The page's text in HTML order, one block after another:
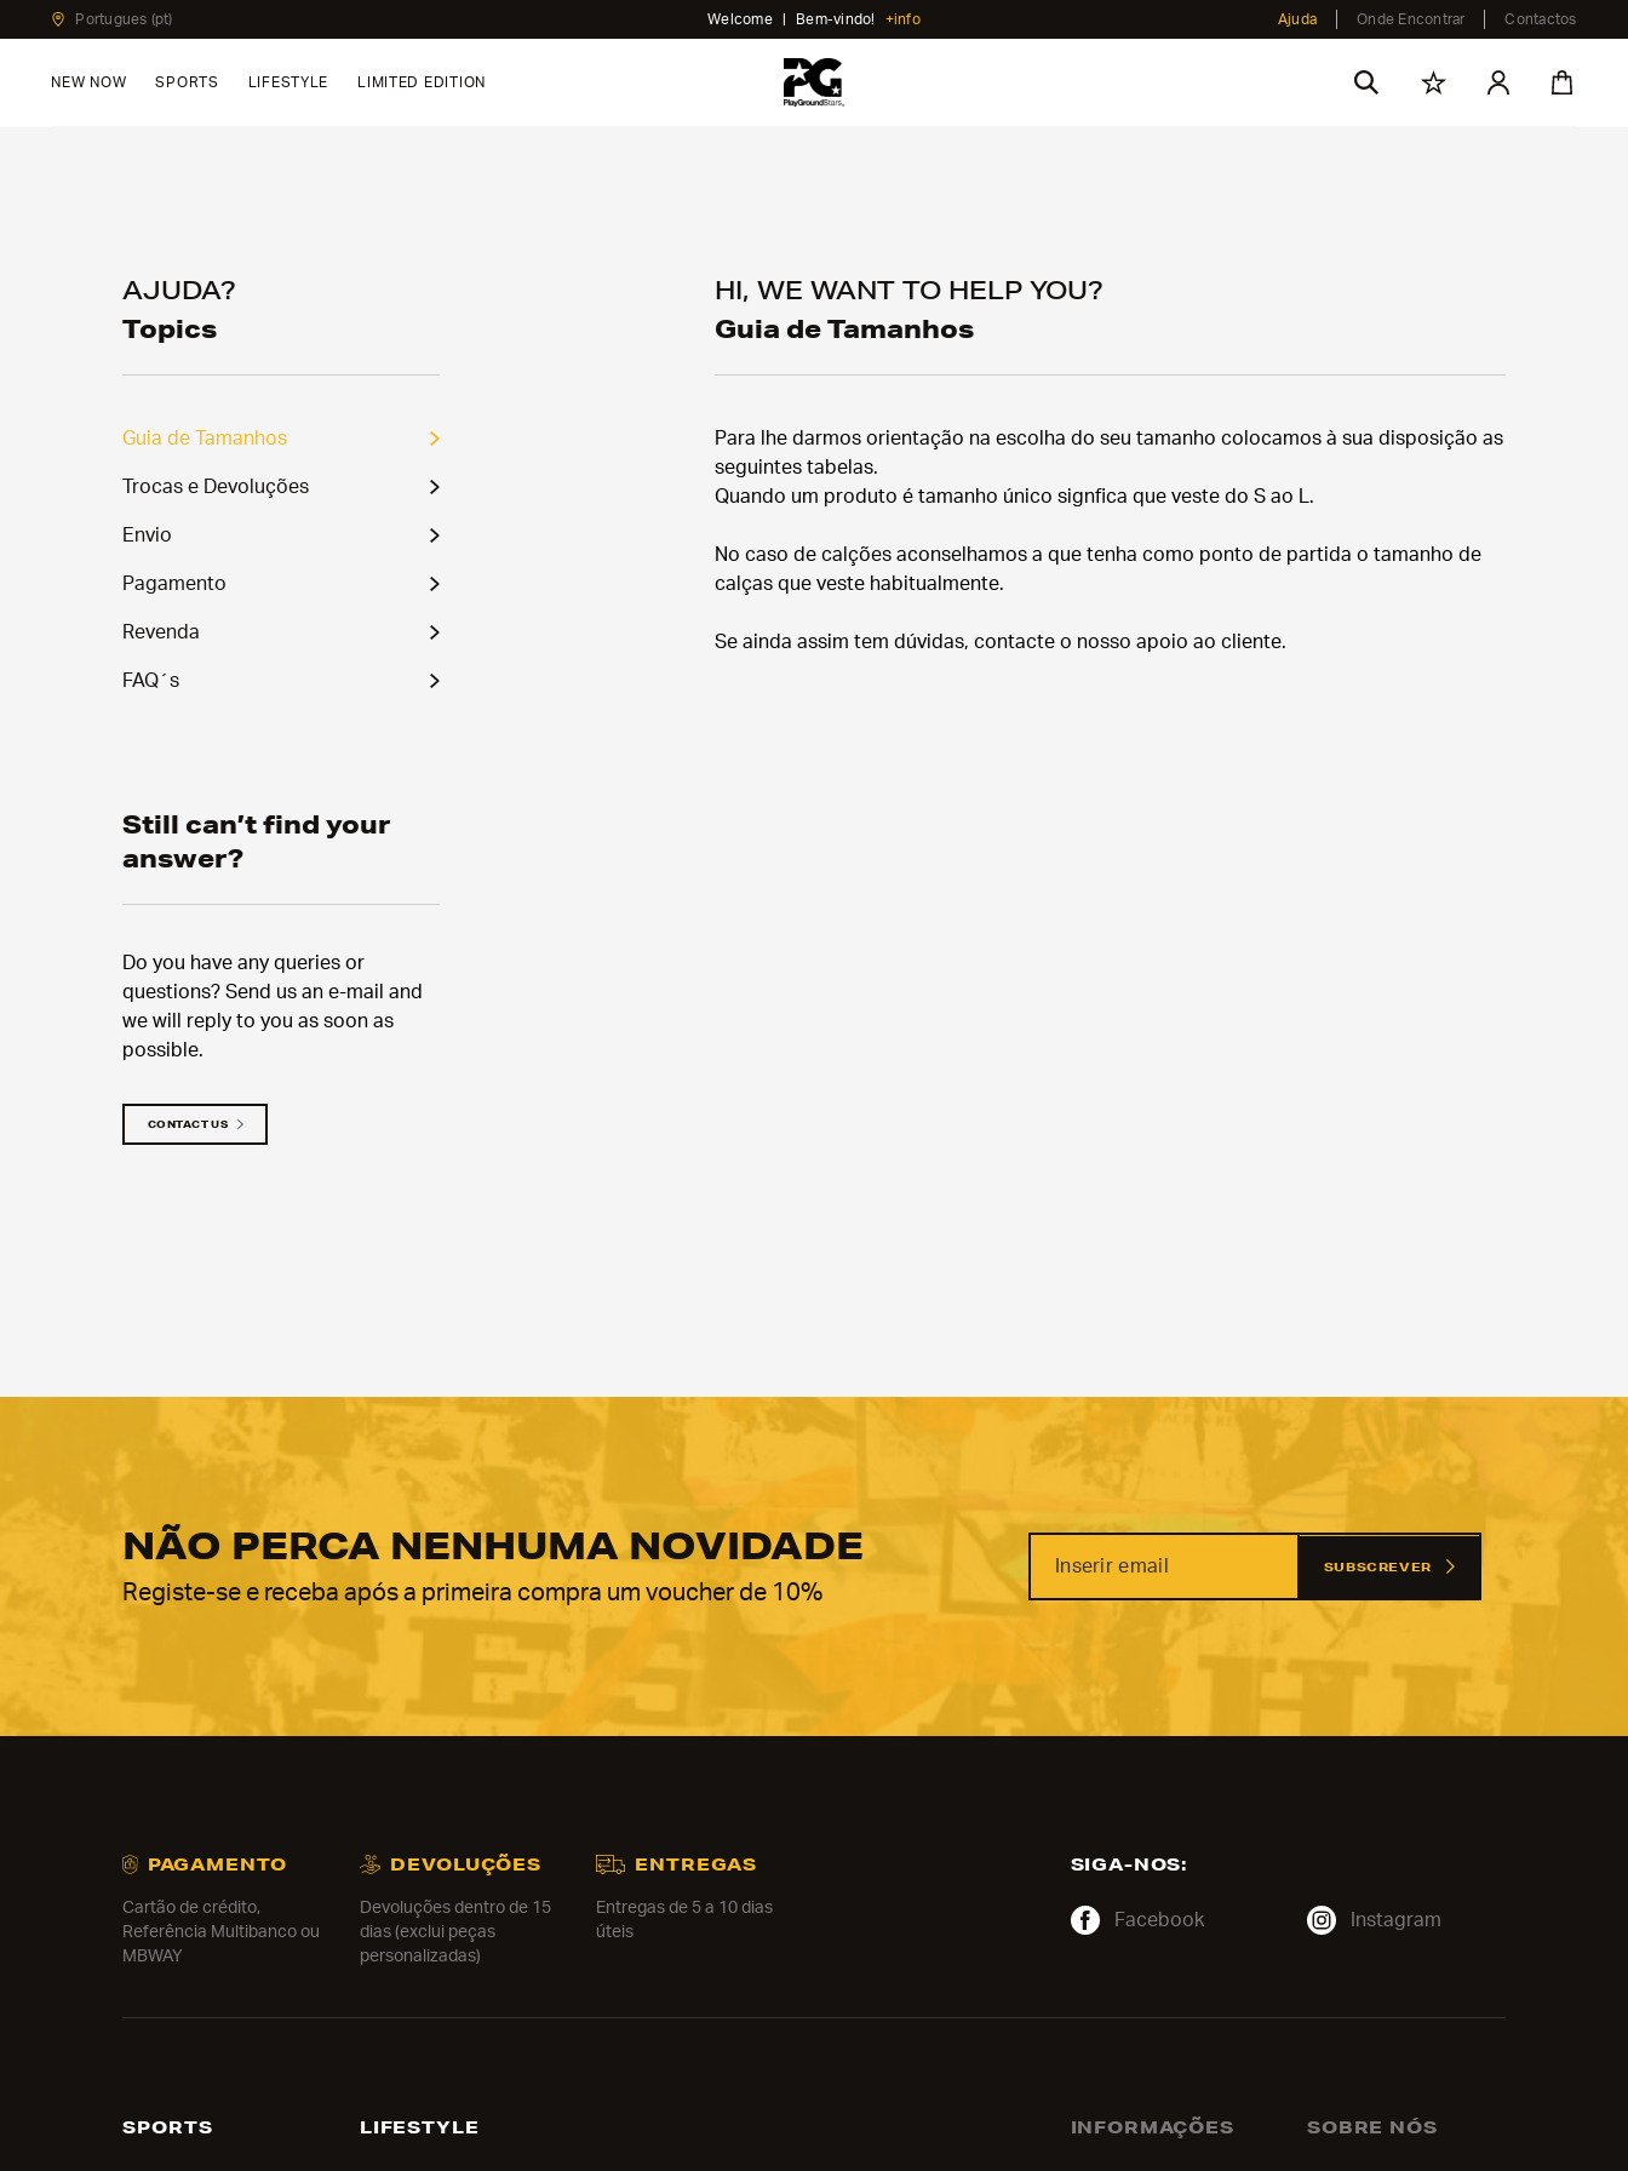
Portugues (pt) Welcome Bem-vindo! +info Ajuda Onde Encontrar Contactos
NEW NOW SPORTS LIFESTYLE LIMITED EDITION
AJUDA?
Topics
Guia de Tamanhos
Trocas e Devoluções
Envio
Pagamento
Revenda
FAQ´s
Still can’t find your
answer?
Do you have any queries or
questions? Send us an e-mail and
we will reply to you as soon as
possible.
CONTACT US
HI, WE WANT TO HELP YOU?
Guia de Tamanhos
Para lhe darmos orientação na escolha do seu tamanho colocamos à sua disposição as
seguintes tabelas.
Quando um produto é tamanho único signfica que veste do S ao L.
No caso de calções aconselhamos a que tenha como ponto de partida o tamanho de
calças que veste habitualmente.
Se ainda assim tem dúvidas, contacte o nosso apoio ao cliente.
NÃO PERCA NENHUMA NOVIDADE
Registe-se e receba após a primeira compra um voucher de 10%
SUBSCREVER
PAGAMENTO
Cartão de crédito,
Referência Multibanco ou
MBWAY
DEVOLUÇÕES
Devoluções dentro de 15
dias (exclui peças
personalizadas)
ENTREGAS
Entregas de 5 a 10 dias
úteis
SIGA-NOS:
Facebook Instagram
SPORTS LIFESTYLE INFORMAÇÕES SOBRE NÓS